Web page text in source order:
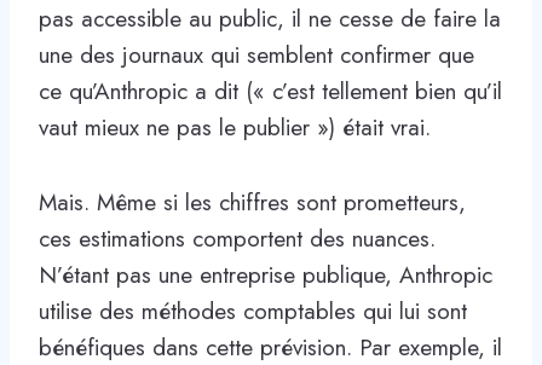
pas accessible au public, il ne cesse de faire la
une des journaux qui semblent confirmer que
ce qu’Anthropic a dit (« c’est tellement bien qu’il
vaut mieux ne pas le publier ») était vrai.
Mais. Même si les chiffres sont prometteurs,
ces estimations comportent des nuances.
N’étant pas une entreprise publique, Anthropic
utilise des méthodes comptables qui lui sont
bénéfiques dans cette prévision. Par exemple, il